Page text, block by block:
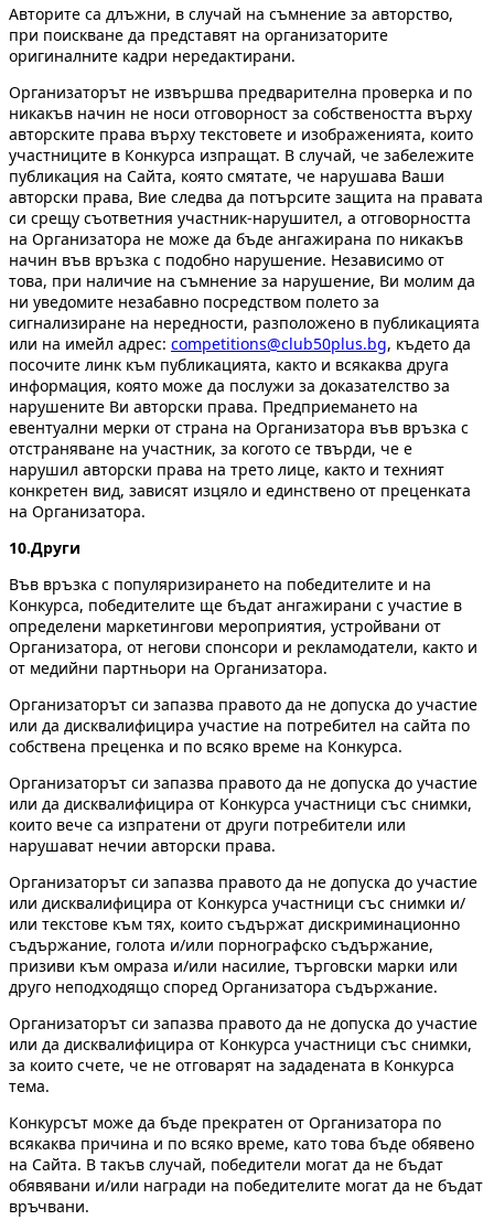
Авторите са длъжни, в случай на съмнение за авторство,
при поискване да представят на организаторите
оригиналните кадри нередактирани.
Организаторът не извършва предварителна проверка и по
никакъв начин не носи отговорност за собствеността върху
авторските права върху текстовете и изображенията, които
участниците в Конкурса изпращат. В случай, че забележите
публикация на Сайта, която смятате, че нарушава Ваши
авторски права, Вие следва да потърсите защита на правата
си срещу съответния участник-нарушител, а отговорността
на Организатора не може да бъде ангажирана по никакъв
начин във връзка с подобно нарушение. Независимо от
това, при наличие на съмнение за нарушение, Ви молим да
ни уведомите незабавно посредством полето за
сигнализиране на нередности, разположено в публикацията
или на имейл адрес: competitions@club50plus.bg, където да
посочите линк към публикацията, както и всякаква друга
информация, която може да послужи за доказателство за
нарушените Ви авторски права. Предприемането на
евентуални мерки от страна на Организатора във връзка с
отстраняване на участник, за когото се твърди, че е
нарушил авторски права на трето лице, както и техният
конкретен вид, зависят изцяло и единствено от преценката
на Организатора.
10.Други
Във връзка с популяризирането на победителите и на
Конкурса, победителите ще бъдат ангажирани с участие в
определени маркетингови мероприятия, устройвани от
Организатора, от негови спонсори и рекламодатели, както и
от медийни партньори на Организатора.
Организаторът си запазва правото да не допуска до участие
или да дисквалифицира участие на потребител на сайта по
собствена преценка и по всяко време на Конкурса.
Организаторът си запазва правото да не допуска до участие
или да дисквалифицира от Конкурса участници със снимки,
които вече са изпратени от други потребители или
нарушават нечии авторски права.
Организаторът си запазва правото да не допуска до участие
или дисквалифицира от Конкурса участници със снимки и/
или текстове към тях, които съдържат дискриминационно
съдържание, голота и/или порнографско съдържание,
призиви към омраза и/или насилие, търговски марки или
друго неподходящо според Организатора съдържание.
Организаторът си запазва правото да не допуска до участие
или да дисквалифицира от Конкурса участници със снимки,
за които счете, че не отговарят на зададената в Конкурса
тема.
Конкурсът може да бъде прекратен от Организатора по
всякаква причина и по всяко време, като това бъде обявено
на Сайта. В такъв случай, победители могат да не бъдат
обявявани и/или награди на победителите могат да не бъдат
връчвани.